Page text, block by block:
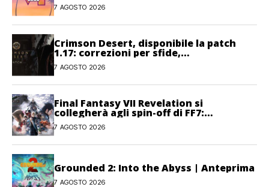
7 AGOSTO 2026
Crimson Desert, disponibile la patch
1.17: correzioni per sfide,
combattimento e interfaccia
7 AGOSTO 2026
Final Fantasy VII Revelation si
collegherà agli spin-off di FF7:
Hamaguchi non si pone limiti
7 AGOSTO 2026
Grounded 2: Into the Abyss | Anteprima
7 AGOSTO 2026